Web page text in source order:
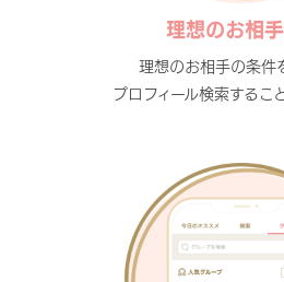
理想のお相
理想のお相手の条件
プロフィール検索するこ